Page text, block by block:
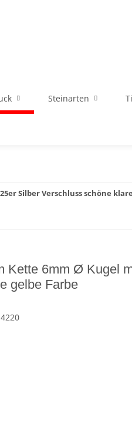
Steinarten
Silber Verschluss schöne
Kette 6mm Ø Kugel
gelbe Farbe